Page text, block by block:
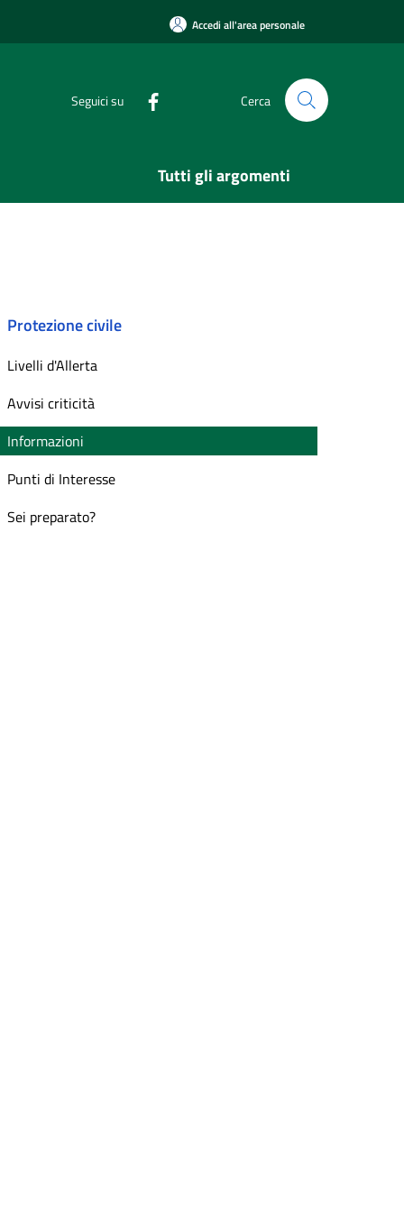
Accedi all'area personale
Seguici su Cerca
Tutti gli argomenti
Protezione civile
Livelli d'Allerta
Avvisi criticità
Informazioni
Punti di Interesse
Sei preparato?